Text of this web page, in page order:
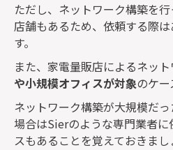
ただし、ネットワーク構築を
店舗もあるため、依頼する際
す。
また、家電量販店によるネット
や小規模オフィスが対象のケー
ネットワーク構築が大規模だ
場合はSierのような専門業者
スもあることを覚えておきまし